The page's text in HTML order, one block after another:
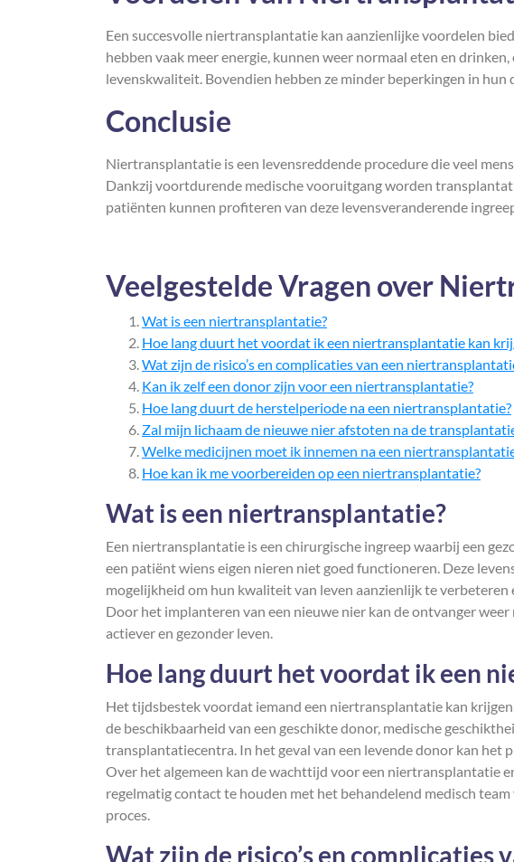
Een succesvolle niertransplantatie kan aanzienlijke voordelen
hebben vaak meer energie, kunnen weer normaal eten en
levenskwaliteit. Bovendien hebben ze minder beperkingen in hun
Conclusie
Niertransplantatie is een levensreddende procedure die veel
Dankzij voortdurende medische vooruitgang worden
patiënten kunnen profiteren van deze levensveranderende
Veelgestelde Vragen over
Wat is een niertransplantatie?
Hoe lang duurt het voordat ik een niertransplantatie kan
Wat zijn de risico’s en complicaties van een
Kan ik zelf een donor zijn voor een niertransplantatie?
Hoe lang duurt de herstelperiode na een niertransplantatie?
Zal mijn lichaam de nieuwe nier afstoten na de
Welke medicijnen moet ik innemen na een
Hoe kan ik me voorbereiden op een niertransplantatie?
Wat is een niertransplantatie?
Een niertransplantatie is een chirurgische ingreep waarbij een
een patiënt wiens eigen nieren niet goed functioneren. Deze
mogelijkheid om hun kwaliteit van leven aanzienlijk te verbeteren
Door het implanteren van een nieuwe nier kan de ontvanger
actiever en gezonder leven.
Hoe lang duurt het voordat ik een
Het tijdsbestek voordat iemand een niertransplantatie kan
de beschikbaarheid van een geschikte donor, medische
transplantatiecentra. In het geval van een levende donor kan het
Over het algemeen kan de wachttijd voor een niertransplantatie
regelmatig contact te houden met het behandelend medisch
proces.
Wat zijn de risico’s en complicaties